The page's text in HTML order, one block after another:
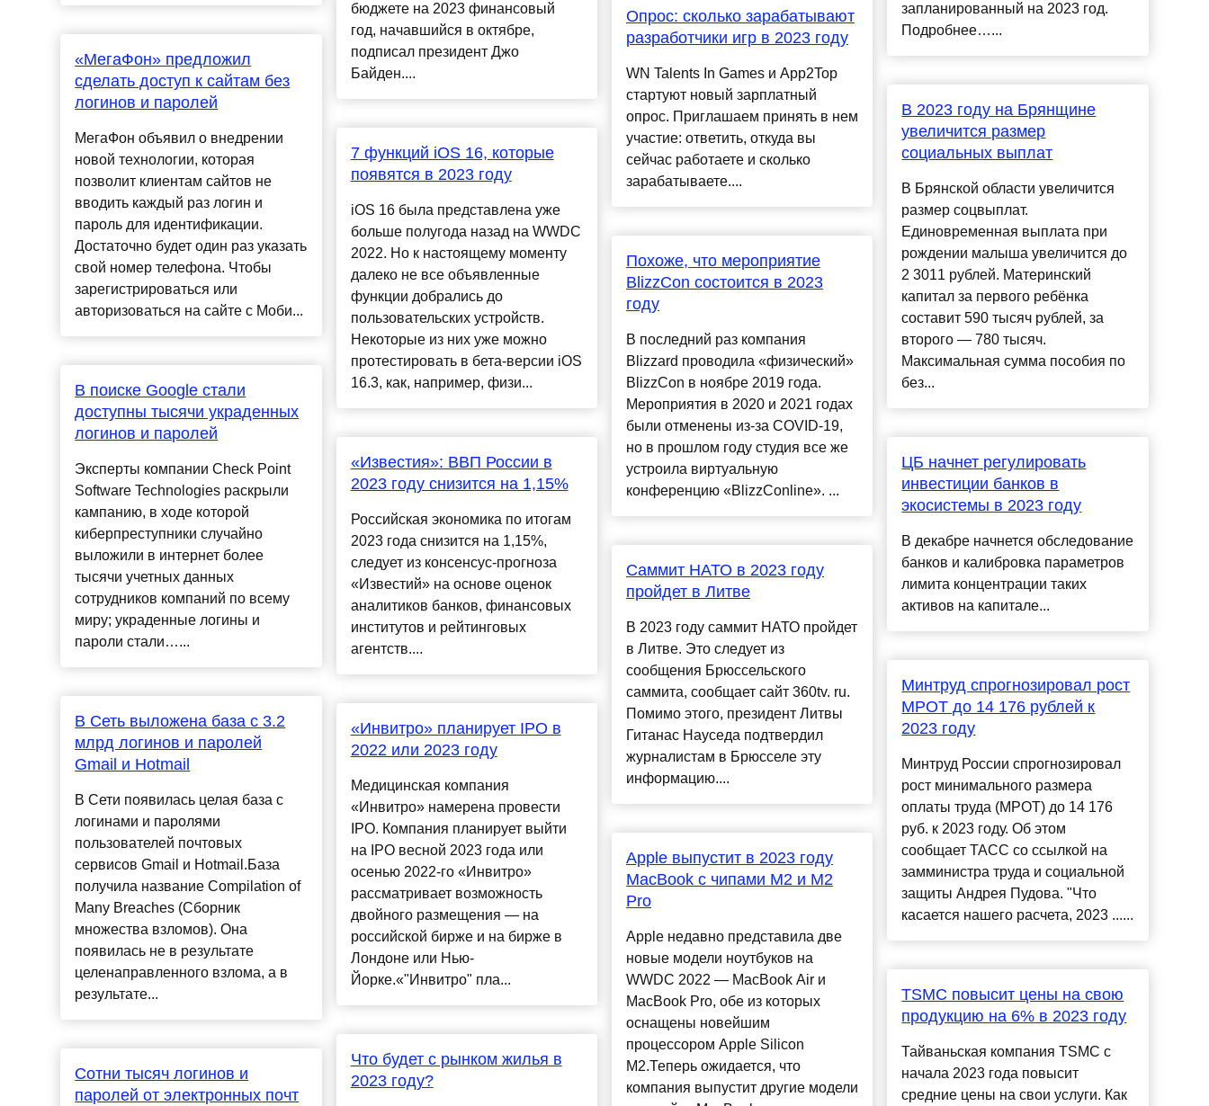
«МегаФон» предложил
сделать доступ к сайтам без
логинов и паролей
МегаФон объявил о внедрении
новой технологии, которая
позволит клиентам сайтов не
вводить каждый раз логин и
пароль для идентификации.
Достаточно будет один раз указать
свой номер телефона. Чтобы
зарегистрироваться или
авторизоваться на сайте с Моби...
В поиске Google стали
доступны тысячи украденных
логинов и паролей
Эксперты компании Check Point
Software Technologies раскрыли
кампанию, в ходе которой
киберпреступники случайно
выложили в интернет более
тысячи учетных данных
сотрудников компаний по всему
миру; украденные логины и
пароли стали…...
В Сеть выложена база с 3.2
млрд логинов и паролей
Gmail и Hotmail
В Сети появилась целая база с
логинами и паролями
пользователей почтовых
сервисов Gmail и Hotmail.База
получила название Compilation of
Many Breaches (Сборник
множества взломов). Она
появилась не в результате
целенаправленного взлома, а в
результате...
Сотни тысяч логинов и
паролей от электронных почт
бюджете на 2023 финансовый
год, начавшийся в октябре,
подписал президент Джо
Байден....
7 функций iOS 16, которые
появятся в 2023 году
iOS 16 была представлена уже
больше полугода назад на WWDC
2022. Но к настоящему моменту
далеко не все объявленные
функции добрались до
пользовательских устройств.
Некоторые из них уже можно
протестировать в бета-версии iOS
16.3, как, например, физи...
«Известия»: ВВП России в
2023 году снизится на 1,15%
Российская экономика по итогам
2023 года снизится на 1,15%,
следует из консенсус-прогноза
«Известий» на основе оценок
аналитиков банков, финансовых
институтов и рейтинговых
агентств....
«Инвитро» планирует IPO в
2022 или 2023 году
Медицинская компания
«Инвитро» намерена провести
IPO. Компания планирует выйти
на IPO весной 2023 года или
осенью 2022-го «Инвитро»
рассматривает возможность
двойного размещения — на
российской бирже и на бирже в
Лондоне или Нью-
Йорке.«"Инвитро" пла...
Что будет с рынком жилья в
2023 году?
Опрос: сколько зарабатывают
разработчики игр в 2023 году
WN Talents In Games и App2Top
стартуют новый зарплатный
опрос. Приглашаем принять в нем
участие: ответить, откуда вы
сейчас работаете и сколько
зарабатываете....
Похоже, что мероприятие
BlizzCon состоится в 2023
году
В последний раз компания
Blizzard проводила «физический»
BlizzCon в ноябре 2019 года.
Мероприятия в 2020 и 2021 годах
были отменены из-за COVID-19,
но в прошлом году студия все же
устроила виртуальную
конференцию «BlizzConline». ...
Саммит НАТО в 2023 году
пройдет в Литве
В 2023 году саммит НАТО пройдет
в Литве. Это следует из
сообщения Брюссельского
саммита, сообщает сайт 360tv. ru.
Помимо этого, президент Литвы
Гитанас Науседа подтвердил
журналистам в Брюсселе эту
информацию....
Apple выпустит в 2023 году
MacBook с чипами M2 и M2
Pro
Apple недавно представила две
новые модели ноутбуков на
WWDC 2022 — MacBook Air и
MacBook Pro, обе из которых
оснащены новейшим
процессором Apple Silicon
M2.Теперь ожидается, что
компания выпустит другие модели
запланированный на 2023 год.
Подробнее…...
В 2023 году на Брянщине
увеличится размер
социальных выплат
В Брянской области увеличится
размер соцвыплат.
Единовременная выплата при
рождении малыша увеличится до
2 3011 рублей. Материнский
капитал за первого ребёнка
составит 590 тысяч рублей, за
второго — 780 тысяч.
Максимальная сумма пособия по
без...
ЦБ начнет регулировать
инвестиции банков в
экосистемы в 2023 году
В декабре начнется обследование
банков и калибровка параметров
лимита концентрации таких
активов на капитале...
Минтруд спрогнозировал рост
МРОТ до 14 176 рублей к
2023 году
Минтруд России спрогнозировал
рост минимального размера
оплаты труда (МРОТ) до 14 176
руб. к 2023 году. Об этом
сообщает ТАСС со ссылкой на
замминистра труда и социальной
защиты Андрея Пудова. "Что
касается нашего расчета, 2023 ......
TSMC повысит цены на свою
продукцию на 6% в 2023 году
Тайваньская компания TSMC с
начала 2023 года повысит
средние цены на свои услуги. Как